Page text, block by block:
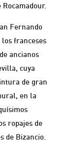
Fernando
los franceses
ancianos
cuya
de gran
en la
ropajes de
de Bizancio.